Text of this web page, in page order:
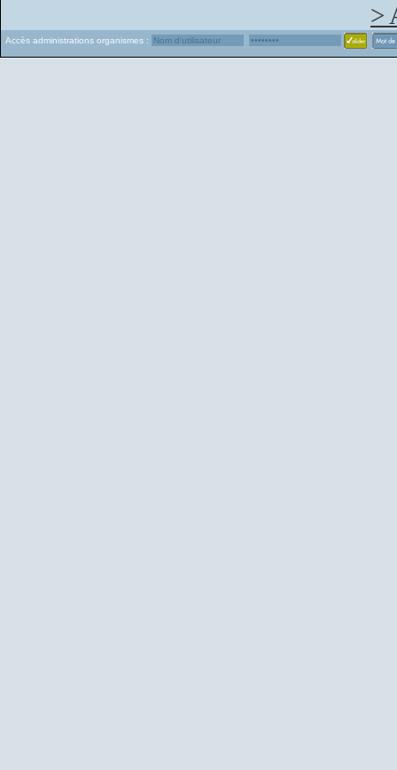
>
Accès administrations organismes :